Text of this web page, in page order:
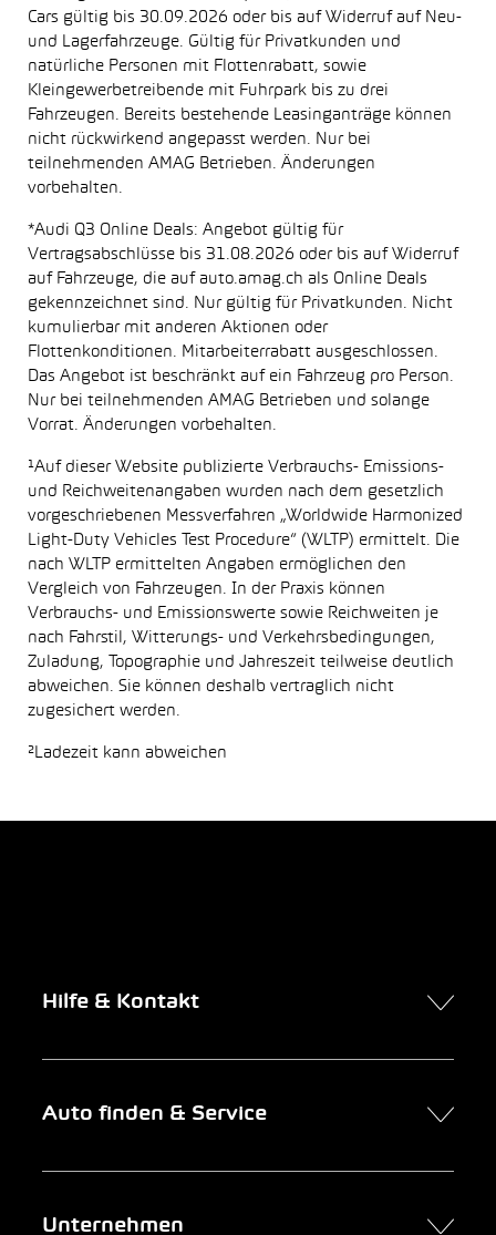
Cars gültig bis 30.09.2026 oder bis auf Widerruf auf Neu-
und Lagerfahrzeuge. Gültig für Privatkunden und
natürliche Personen mit Flottenrabatt, sowie
Kleingewerbetreibende mit Fuhrpark bis zu drei
Fahrzeugen. Bereits bestehende Leasinganträge können
nicht rückwirkend angepasst werden. Nur bei
teilnehmenden AMAG Betrieben. Änderungen
vorbehalten.
*Audi Q3 Online Deals: Angebot gültig für
Vertragsabschlüsse bis 31.08.2026 oder bis auf Widerruf
auf Fahrzeuge, die auf auto.amag.ch als Online Deals
gekennzeichnet sind. Nur gültig für Privatkunden. Nicht
kumulierbar mit anderen Aktionen oder
Flottenkonditionen. Mitarbeiterrabatt ausgeschlossen.
Das Angebot ist beschränkt auf ein Fahrzeug pro Person.
Nur bei teilnehmenden AMAG Betrieben und solange
Vorrat. Änderungen vorbehalten.
¹Auf dieser Website publizierte Verbrauchs- Emissions-
und Reichweitenangaben wurden nach dem gesetzlich
vorgeschriebenen Messverfahren „Worldwide Harmonized
Light-Duty Vehicles Test Procedure“ (WLTP) ermittelt. Die
nach WLTP ermittelten Angaben ermöglichen den
Vergleich von Fahrzeugen. In der Praxis können
Verbrauchs- und Emissionswerte sowie Reichweiten je
nach Fahrstil, Witterungs- und Verkehrsbedingungen,
Zuladung, Topographie und Jahreszeit teilweise deutlich
abweichen. Sie können deshalb vertraglich nicht
zugesichert werden.
²Ladezeit kann abweichen
Hilfe & Kontakt
Auto finden & Service
Unternehmen